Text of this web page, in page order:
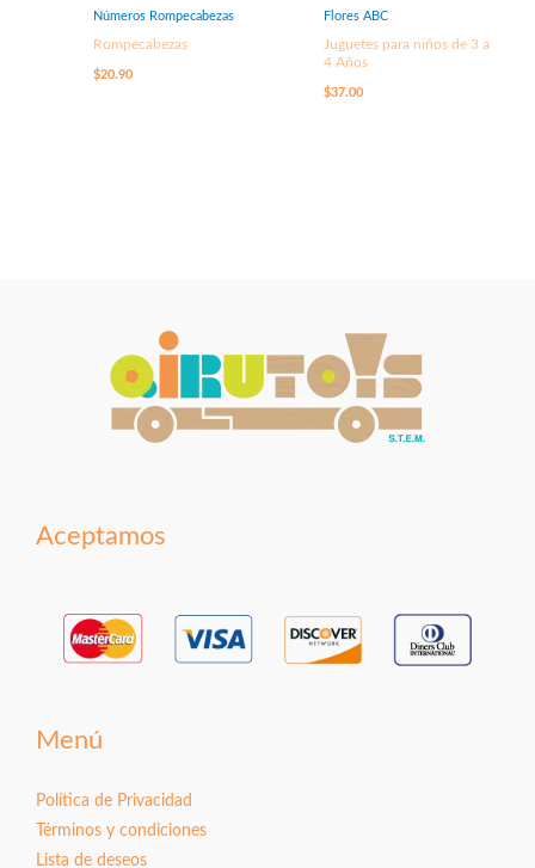
Números Rompecabezas
Rompecabezas
$20.90
Flores ABC
Juguetes para niños de 3 a
4 Años
$37.00
Aceptamos
Menú
Política de Privacidad
Términos y condiciones
Lista de deseos